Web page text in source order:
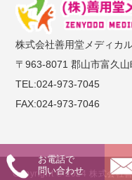
お電話で
問い合わせ
株式会社善用堂メディカ
〒963-8071 郡山市富久
TEL:024-973-7045
FAX:024-973-7046
Copyright © 2024 株式会社